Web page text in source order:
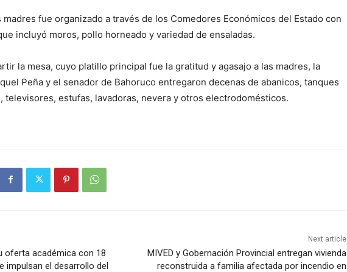
madres fue organizado a través de los Comedores Económicos del Estado con
incluyó moros, pollo horneado y variedad de ensaladas.
la mesa, cuyo platillo principal fue la gratitud y agasajo a las madres, la
Peña y el senador de Bahoruco entregaron decenas de abanicos, tanques
televisores, estufas, lavadoras, nevera y otros electrodomésticos.
oferta académica con 18
impulsan el desarrollo del
Next article
MIVED y Gobernación Provincial entregan vivienda
reconstruida a familia afectada por incendio en